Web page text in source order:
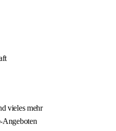
vieles mehr
Angeboten